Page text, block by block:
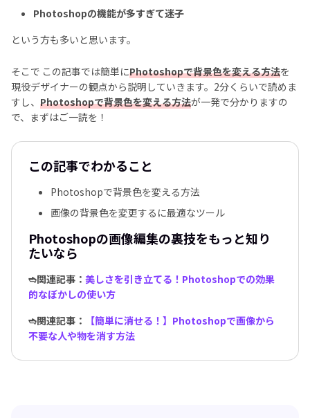
Photoshopの機能が多すぎて迷子
という方も多いと思います。
そこで この記事では簡単にPhotoshopで背景色を変える方法を
現役デザイナーの観点から説明していきます。2分くらいで読めま
すし、 Photoshopで背景色を変える方法が一発で分かりますの
で、まずはご一読を！
この記事でわかること
Photoshopで背景色を変える方法
画像の背景色を変更するに最適なツール
Photoshopの画像編集の裏技をもっと知り
たいなら
➬関連記事： 美しさを引き立てる！Photoshopでの効果
的なぼかしの使い方
➬関連記事：
【簡単に消せる！】Photoshopで画像から
不要な人や物を消す方法